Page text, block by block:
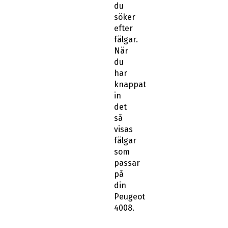
du
söker
efter
fälgar.
När
du
har
knappat
in
det
så
visas
fälgar
som
passar
på
din
Peugeot
4008.